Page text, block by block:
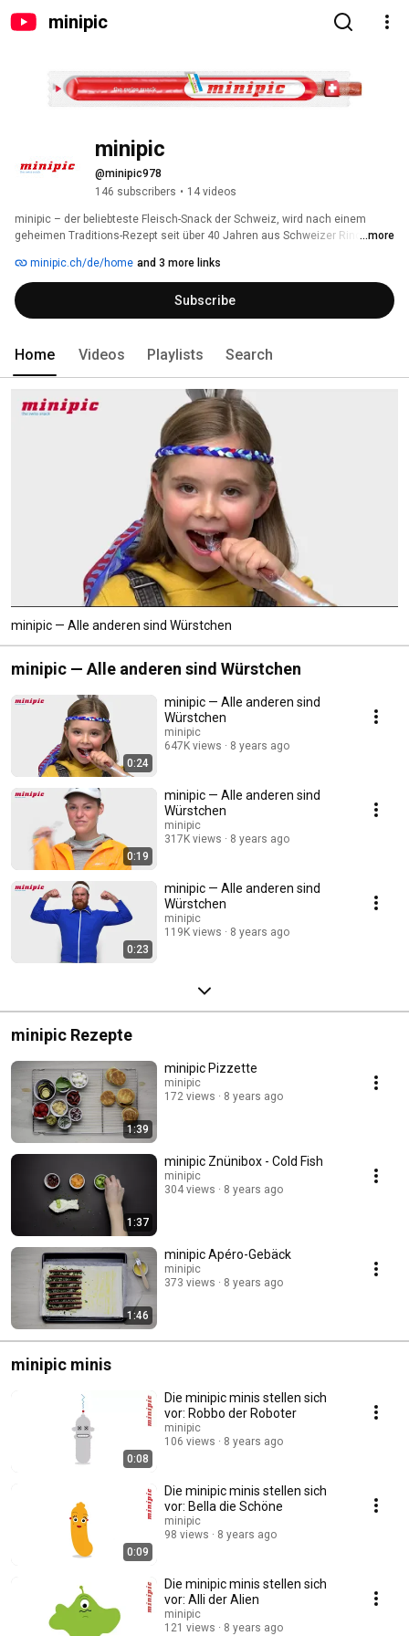
minipic
minipic
@minipic978
146 subscribers • 14 videos
minipic – der beliebteste Fleisch-Snack der Schweiz, wird nach einem
geheimen Traditions-Rezept seit über 40 Jahren aus Schweizer Rind- und
verbinden mit minipic nostalgische Erinnerungen an den ersten
Schulausflug oder denken an Wanderabenteuer und Freizeitspass.
...more
minipic.ch/de/home and 3 more links
Subscribe
Home Videos Playlists Search
minipic — Alle anderen sind Würstchen
minipic — Alle anderen sind Würstchen
0:24
minipic — Alle anderen sind
Würstchen
minipic
647K views
8 years ago
0:19
minipic — Alle anderen sind
Würstchen
minipic
317K views
8 years ago
0:23
minipic — Alle anderen sind
Würstchen
minipic
119K views
8 years ago
minipic Rezepte
1:39
minipic Pizzette
minipic
172 views
8 years ago
1:37
minipic Znünibox - Cold Fish
minipic
304 views
8 years ago
1:46
minipic Apéro-Gebäck
minipic
373 views
8 years ago
minipic minis
0:08
Die minipic minis stellen sich
vor: Robbo der Roboter
minipic
106 views
8 years ago
0:09
Die minipic minis stellen sich
vor: Bella die Schöne
minipic
98 views
8 years ago
Die minipic minis stellen sich
vor: Alli der Alien
minipic
121 views
8 years ago